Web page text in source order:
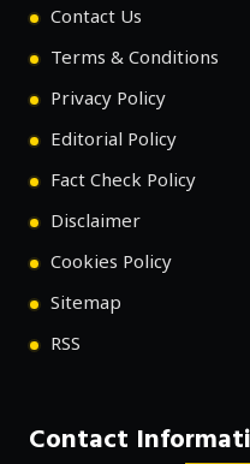
Contact Us
Terms & Conditions
Privacy Policy
Editorial Policy
Fact Check Policy
Disclaimer
Cookies Policy
Sitemap
RSS
Contact